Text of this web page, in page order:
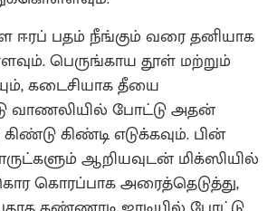
ஈரப் பதம் நீங்கும் வரை தனியாக
பெருங்காய தூள் மற்றும்
கடைசியாக தீயை
வாணலியில் போட்டு அதன்
கிண்டி எடுக்கவும். பின்
ஆறியவுடன் மிக்ஸியில்
கொரப்பாக அரைத்தெடுத்து,